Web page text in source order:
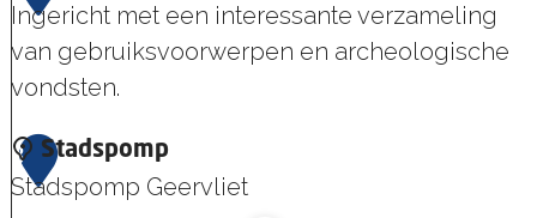
s
P
a
i
l
Ingericht met een interessante verzameling
van gebruiksvoorwerpen en archeologische
vondsten.
M
u
3 Stadspomp
Stadspomp Geervliet